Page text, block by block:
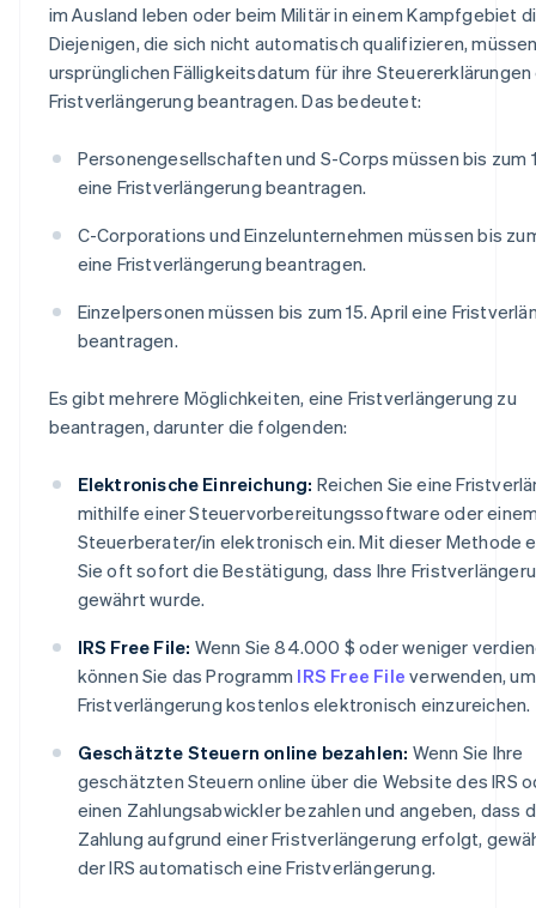
im Ausland leben oder beim Militär in einem Kampfgebiet
Diejenigen, die sich nicht automatisch qualifizieren,
ursprünglichen Fälligkeitsdatum für ihre Steuererklärungen
Fristverlängerung beantragen. Das bedeutet:
Personengesellschaften und S-Corps müssen bis zum
eine Fristverlängerung beantragen.
C-Corporations und Einzelunternehmen müssen bis
eine Fristverlängerung beantragen.
Einzelpersonen müssen bis zum 15. April eine
beantragen.
Es gibt mehrere Möglichkeiten, eine Fristverlängerung zu
beantragen, darunter die folgenden:
Elektronische Einreichung: Reichen Sie eine
mithilfe einer Steuervorbereitungssoftware oder
Steuerberater/in elektronisch ein. Mit dieser Methode
Sie oft sofort die Bestätigung, dass Ihre
gewährt wurde.
IRS Free File: Wenn Sie 84.000 $ oder weniger
können Sie das Programm IRS Free File verwenden,
Fristverlängerung kostenlos elektronisch einzureichen.
Geschätzte Steuern online bezahlen: Wenn Sie Ihre
geschätzten Steuern online über die Website des IRS
einen Zahlungsabwickler bezahlen und angeben, dass
Zahlung aufgrund einer Fristverlängerung erfolgt,
der IRS automatisch eine Fristverlängerung.